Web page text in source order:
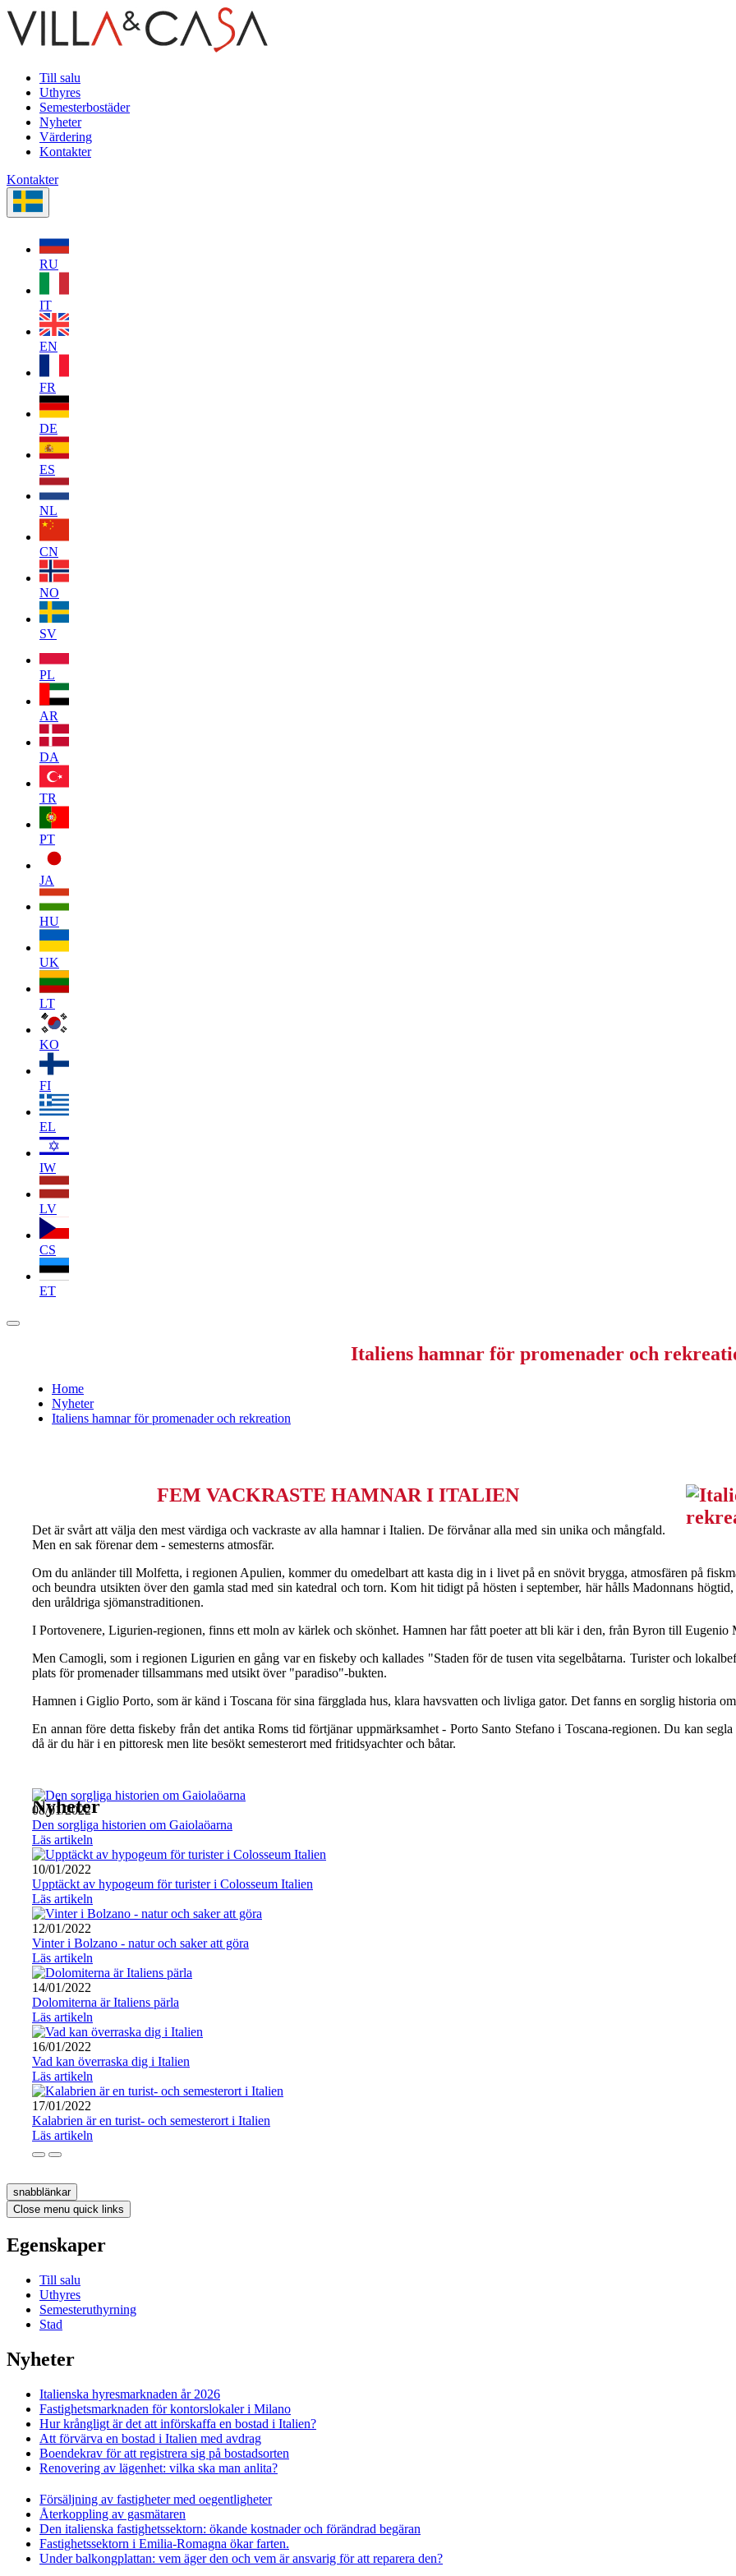
Till salu
Uthyres
Semesterbostäder
Nyheter
Värdering
Kontakter
Kontakter
RU
IT
EN
FR
DE
ES
NL
CN
NO
SV
PL
AR
DA
TR
PT
JA
HU
UK
LT
KO
FI
EL
IW
LV
CS
ET
Italiens hamnar för promenader och
Home
Nyheter
Italiens hamnar för promenader och rekreation
FEM VACKRASTE HAMNAR I ITALIEN
Det är svårt att välja den mest värdiga och vackraste av alla hamnar i Italien. De förvånar alla med sin unika och mångfald.
Men en sak förenar dem - semesterns atmosfär.
Om du anländer till Molfetta, i regionen Apulien, kommer du omedelbart att kasta dig in i livet på en snövit brygga, atmosfären på
och beundra utsikten över den gamla stad med sin katedral och torn. Kom hit tidigt på hösten i september, här hålls Madonnans
den uråldriga sjömanstraditionen.
I Portovenere, Ligurien-regionen, finns ett moln av kärlek och skönhet. Hamnen har fått poeter att bli kär i den, från Byron till Eugenio
Men Camogli, som i regionen Ligurien en gång var en fiskeby och kallades "Staden för de tusen vita segelbåtarna. Turister och
plats för promenader tillsammans med utsikt över "paradiso"-bukten.
Hamnen i Giglio Porto, som är känd i Toscana för sina färgglada hus, klara havsvatten och livliga gator. Det fanns en sorglig historia
En annan före detta fiskeby från det antika Roms tid förtjänar uppmärksamhet - Porto Santo Stefano i Toscana-regionen. Du kan
då är du här i en pittoresk men lite besökt semesterort med fritidsyachter och båtar.
Nyheter
08/01/2022
Den sorgliga historien om Gaiolaöarna
Läs artikeln
10/01/2022
Upptäckt av hypogeum för turister i Colosseum Italien
Läs artikeln
12/01/2022
Vinter i Bolzano - natur och saker att göra
Läs artikeln
14/01/2022
Dolomiterna är Italiens pärla
Läs artikeln
16/01/2022
Vad kan överraska dig i Italien
Läs artikeln
17/01/2022
Kalabrien är en turist- och semesterort i Italien
Läs artikeln
snabblänkar
Close menu quick links
Egenskaper
Till salu
Uthyres
Semesteruthyrning
Stad
Nyheter
Italienska hyresmarknaden år 2026
Fastighetsmarknaden för kontorslokaler i Milano
Hur krångligt är det att införskaffa en bostad i Italien?
Att förvärva en bostad i Italien med avdrag
Boendekrav för att registrera sig på bostadsorten
Renovering av lägenhet: vilka ska man anlita?
Försäljning av fastigheter med oegentligheter
Återkoppling av gasmätaren
Den italienska fastighetssektorn: ökande kostnader och förändrad begäran
Fastighetssektorn i Emilia-Romagna ökar farten.
Under balkongplattan: vem äger den och vem är ansvarig för att reparera den?